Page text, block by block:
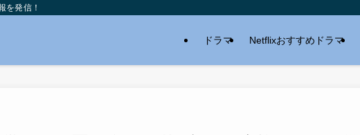
を発信！
ドラマ Netflixおすすめドラマ